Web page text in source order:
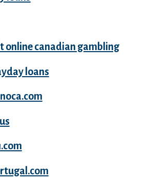
online canadian gambling
loans